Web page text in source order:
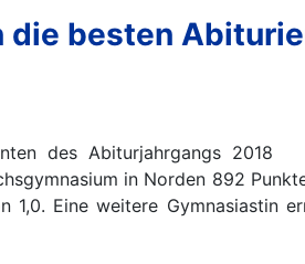
die besten
des Abiturjahrgangs 2018
in Norden 892
Eine weitere Gymnasiastin